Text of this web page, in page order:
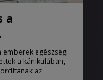
a
egészségi
a kánikulában,
az